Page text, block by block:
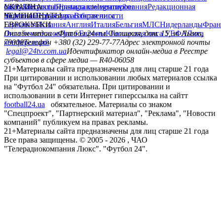
сайтуКонтактыПравила комментированияРедакционная
политикаСтруктура собственности
facebookxyoutubeinstagramtelegramviber
УКРАИНА
УкраинаПервая лигаВторая лига
ЧЕМПИОНАТЫ
ГерманияИспанияАнглияИталияБельгияМЛСНидерланды
ЕВРОКУБКИ
Лига чемпионовЛига ЕвропыЮношеская лига УЕФАЛига
конференций
Онлайн-медиа «Футбол 24»пл. Галицкая, дом. 15, м. Львов,
79008Телефон +380 (32) 229-77-77Адрес электронной почты
legal@24tv.com.uaИдентификатор онлайн-медиа в Реестре
субъектов в сфере медиа — R40-06058
21+Материалы сайта предназначены для лиц старше 21 года
При цитировании и использовании любых материалов ссылка
на "Футбол 24" обязательна. При цитировании и
использовании в сети Интернет гиперссылка на сайтт
football24.ua
обязательное. Материалы со знаком
"Спецпроект", "Партнерский материал", "Реклама", "Новости
компаний" публикуем на правах рекламы.
21+Материалы сайта предназначены для лиц старше 21 года
Все права защищены. © 2005 - 2026 , ЧАО
"Телерадиокомпания Люкс". "Футбол 24".